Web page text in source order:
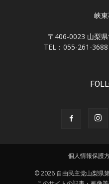
峡
〒406-0023 山梨
TEL：055-261-
個人情報保護
© 2026 自由民主党山梨県